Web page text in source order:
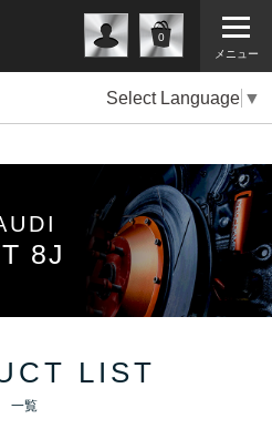
メニュー
0
Select Language ▼
8J
LIST
一覧